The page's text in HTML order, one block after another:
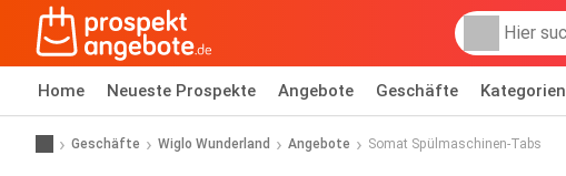
Home Neueste Prospekte Angebote Geschäfte Kategorien
Geschäfte Wiglo Wunderland Angebote Somat Spülmaschinen-Tabs